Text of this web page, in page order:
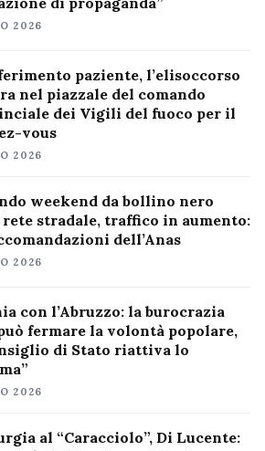
2026
paziente, l’elisoccorso
nel piazzale del comando
dei Vigili del fuoco per il
vous
2026
weekend da bollino nero
rete stradale, traffico in aumento:
dell’Anas
2026
con l’Abruzzo: la burocrazia
fermare la volontà popolare,
di Stato riattiva lo
2026
al “Caracciolo”, Di Lucente: